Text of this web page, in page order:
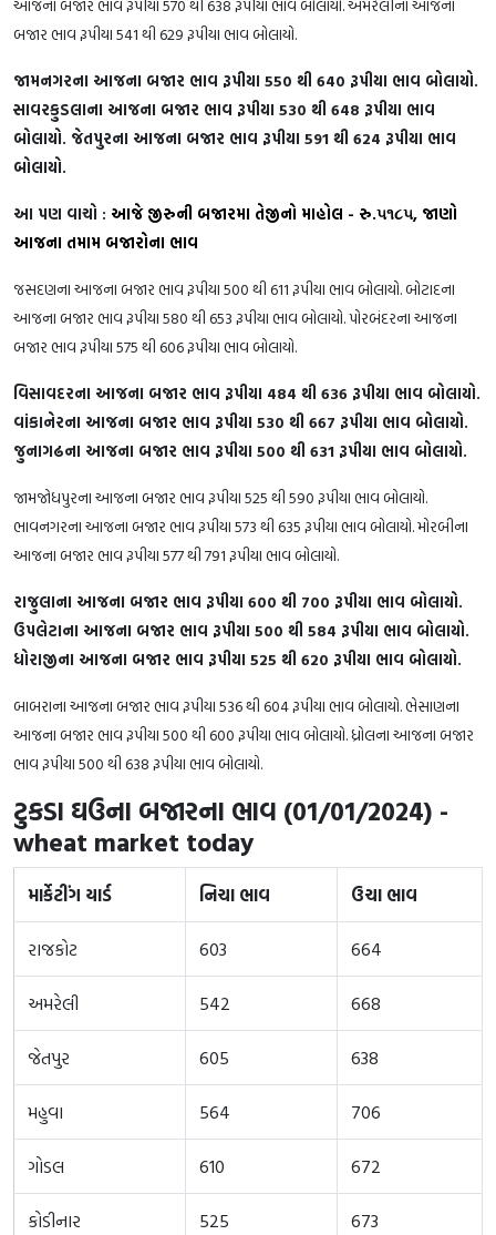
બજાર ભાવ રૂપીયા 541 થી 629 રૂપીયા ભાવ બોલાયો.
જામનગરના આજના બજાર ભાવ રૂપીયા 550 થી 640 રૂપીયા ભાવ બોલાયો.
સાવરકુડલાના આજના બજાર ભાવ રૂપીયા 530 થી 648 રૂપીયા ભાવ
બોલાયો. જેતપુરના આજના બજાર ભાવ રૂપીયા 591 થી 624 રૂપીયા ભાવ
બોલાયો.
આ પણ વાચો : આજે જીરુની બજારમા તેજીનો માહોલ - રુ.૫૧૮૫, જાણો
આજના તમામ બજારોના ભાવ
જસદણના આજના બજાર ભાવ રૂપીયા 500 થી 611 રૂપીયા ભાવ બોલાયો. બોટાદના
આજના બજાર ભાવ રૂપીયા 580 થી 653 રૂપીયા ભાવ બોલાયો. પોરબંદરના આજના
બજાર ભાવ રૂપીયા 575 થી 606 રૂપીયા ભાવ બોલાયો.
વિસાવદરના આજના બજાર ભાવ રૂપીયા 484 થી 636 રૂપીયા ભાવ બોલાયો.
વાંકાનેરના આજના બજાર ભાવ રૂપીયા 530 થી 667 રૂપીયા ભાવ બોલાયો.
જુનાગઢના આજના બજાર ભાવ રૂપીયા 500 થી 631 રૂપીયા ભાવ બોલાયો.
જામજોધપુરના આજના બજાર ભાવ રૂપીયા 525 થી 590 રૂપીયા ભાવ બોલાયો.
ભાવનગરના આજના બજાર ભાવ રૂપીયા 573 થી 635 રૂપીયા ભાવ બોલાયો. મોરબીના
આજના બજાર ભાવ રૂપીયા 577 થી 791 રૂપીયા ભાવ બોલાયો.
રાજુલાના આજના બજાર ભાવ રૂપીયા 600 થી 700 રૂપીયા ભાવ બોલાયો.
ઉપલેટાના આજના બજાર ભાવ રૂપીયા 500 થી 584 રૂપીયા ભાવ બોલાયો.
ધોરાજીના આજના બજાર ભાવ રૂપીયા 525 થી 620 રૂપીયા ભાવ બોલાયો.
બાબરાના આજના બજાર ભાવ રૂપીયા 536 થી 604 રૂપીયા ભાવ બોલાયો. ભેસાણના
આજના બજાર ભાવ રૂપીયા 500 થી 600 રૂપીયા ભાવ બોલાયો. ધ્રોલના આજના બજાર
ભાવ રૂપીયા 500 થી 638 રૂપીયા ભાવ બોલાયો.
ટુકડા ઘઉના બજારના ભાવ (01/01/2024) -
wheat market today
માર્કેટીંગ યાર્ડ નિચા ભાવ ઉચા ભાવ
રાજકોટ 603 664
અમરેલી 542 668
જેતપુર 605 638
મહુવા 564 706
ગોડલ 610 672
કોડીનાર 525 673